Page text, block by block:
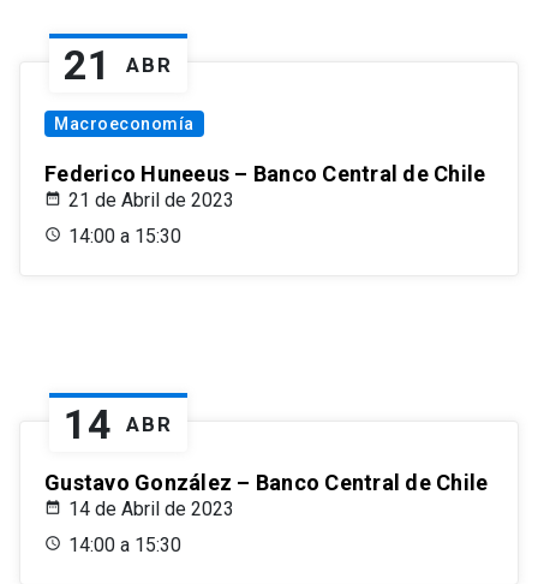
21 ABR
Macroeconomía
Federico Huneeus – Banco Central de Chile
21 de Abril de 2023
14:00 a 15:30
14 ABR
Gustavo González – Banco Central de Chile
14 de Abril de 2023
14:00 a 15:30